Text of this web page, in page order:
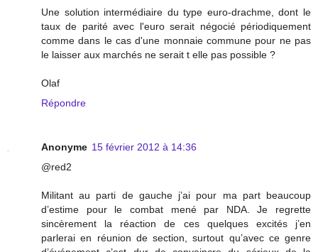
Une solution intermédiaire du type euro-drachme, dont le
taux de parité avec l'euro serait négocié périodiquement
comme dans le cas d'une monnaie commune pour ne pas
le laisser aux marchés ne serait t elle pas possible ?
Olaf
Répondre
Anonyme 15 février 2012 à 14:36
@red2
Militant au parti de gauche j’ai pour ma part beaucoup
d’estime pour le combat mené par NDA. Je regrette
sincèrement la réaction de ces quelques excités j’en
parlerai en réunion de section, surtout qu’avec ce genre